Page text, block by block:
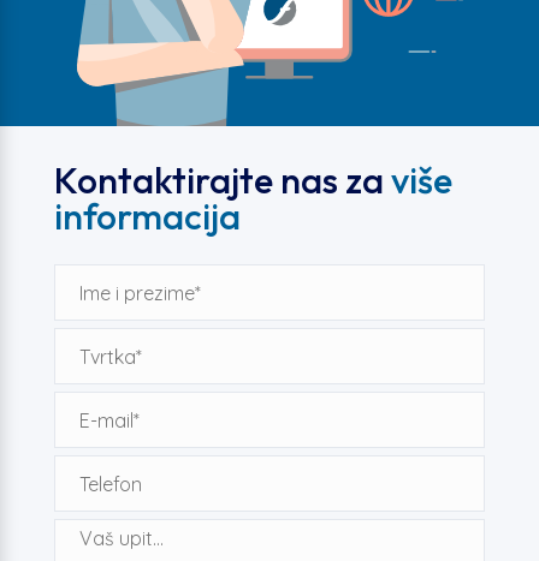
Kontaktirajte nas zaviše
informacija